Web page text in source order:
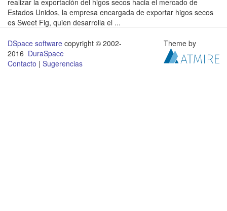
realizar la exportación del higos secos hacia el mercado de
Estados Unidos, la empresa encargada de exportar higos secos
es Sweet Fig, quien desarrolla el ...
DSpace software copyright © 2002-
2016 DuraSpace
Contacto | Sugerencias
Theme by